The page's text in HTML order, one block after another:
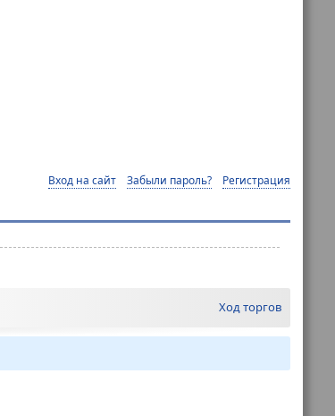
Вход на сайт Забыли пароль? Регистрация
Ход торгов